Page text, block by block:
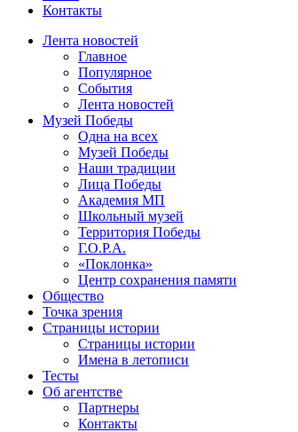
Контакты
Лента новостей
Главное
Популярное
События
Лента новостей
Музей Победы
Одна на всех
Музей Победы
Наши традиции
Лица Победы
Академия МП
Школьный музей
Территория Победы
Г.О.Р.А.
«Поклонка»
Центр сохранения памяти
Общество
Точка зрения
Страницы истории
Страницы истории
Имена в летописи
Тесты
Об агентстве
Партнеры
Контакты